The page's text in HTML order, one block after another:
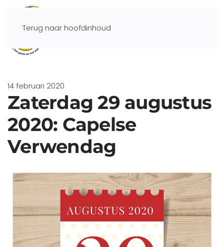
Terug naar hoofdinhoud
14 februari 2020
Zaterdag 29 augustus
2020: Capelse
Verwendag